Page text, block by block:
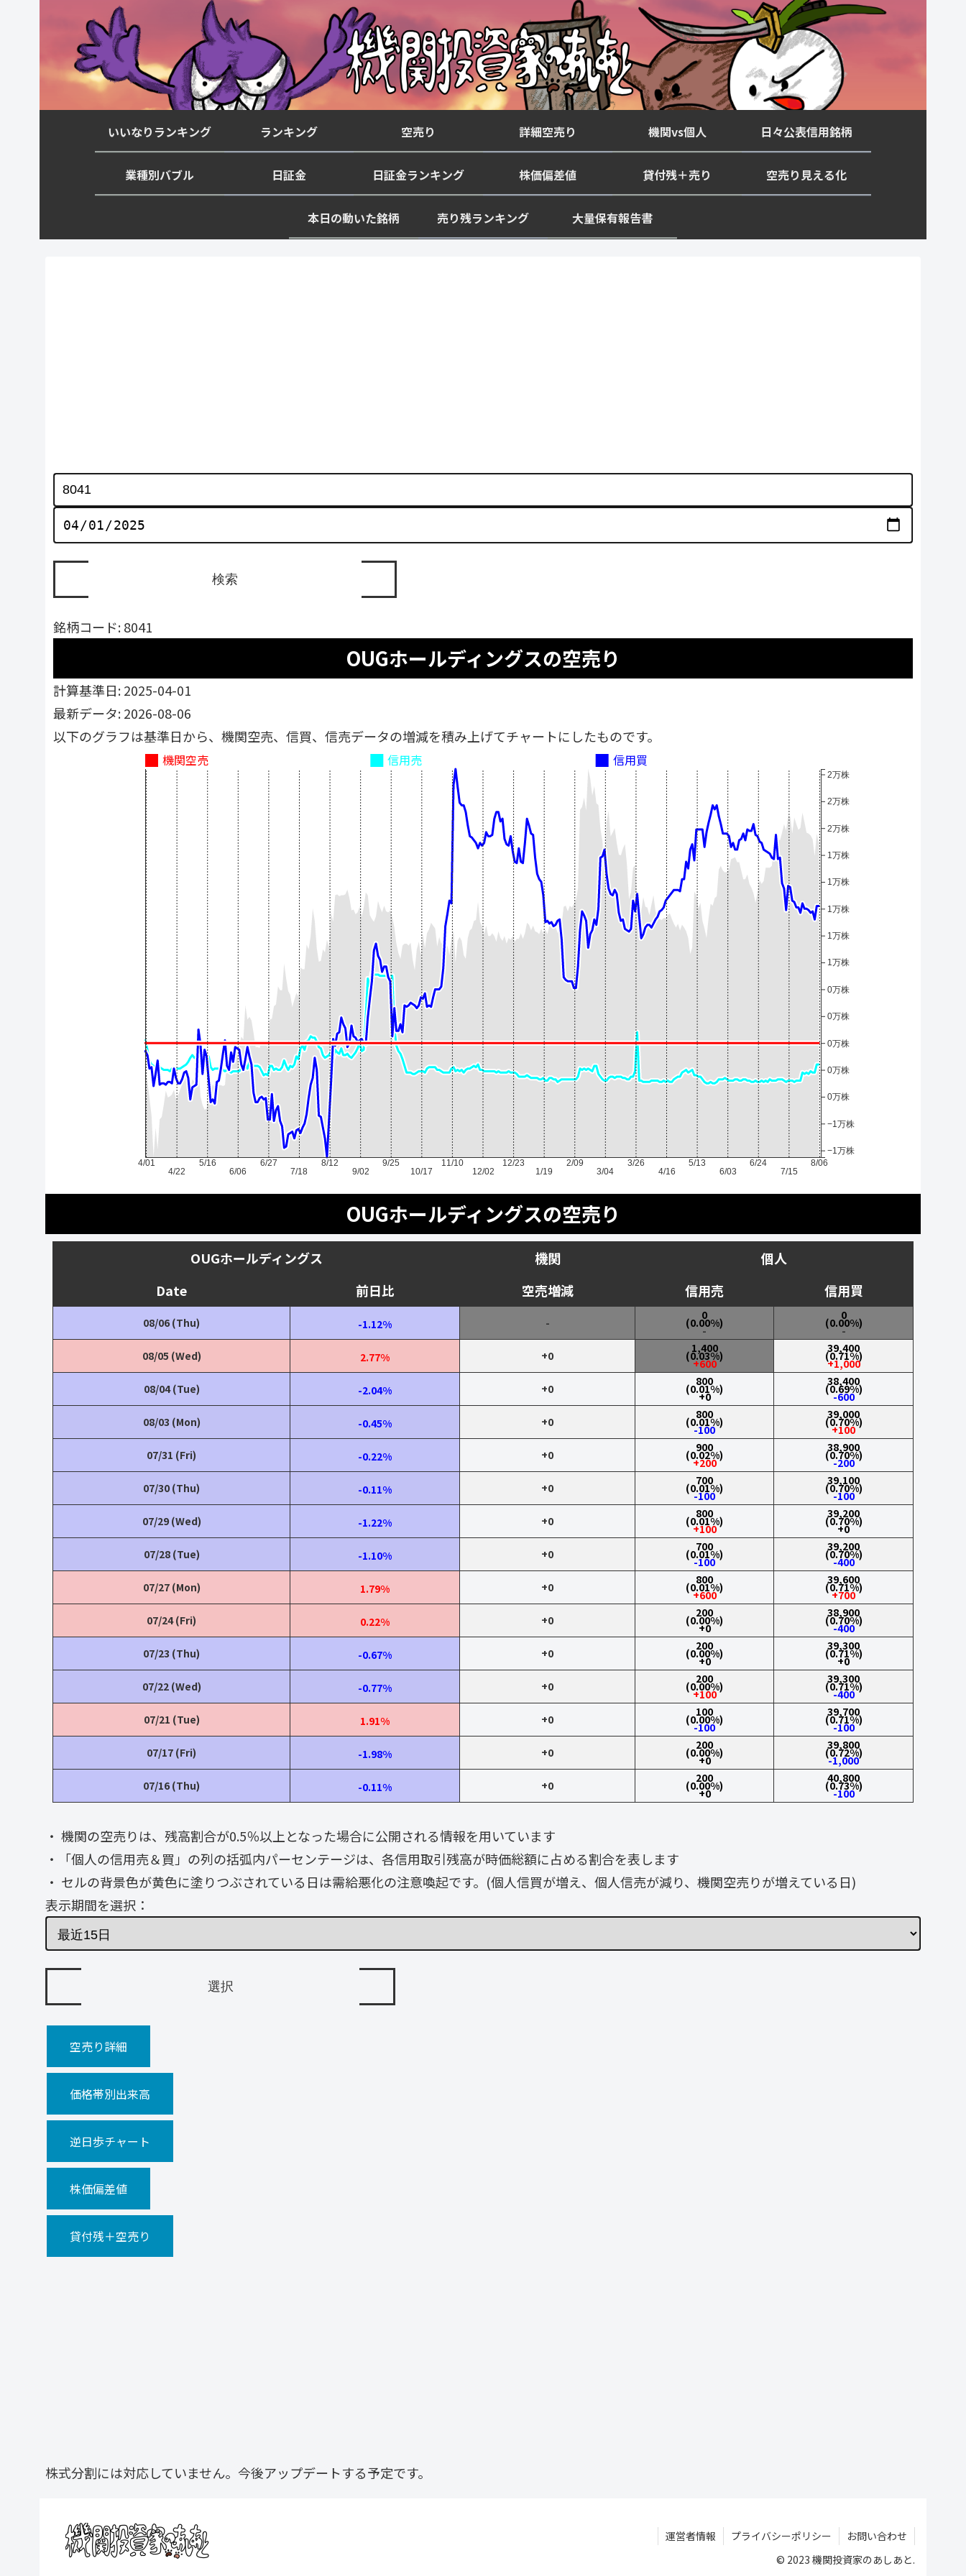
いいなりランキング ランキング 空売り 詳細空売り 機関vs個人 日々公表信用銘柄
業種別バブル 日証金 日証金ランキング 株価偏差値 貸付残＋売り 空売り見える化
本日の動いた銘柄 売り残ランキング 大量保有報告書
銘柄コード: 8041
OUGホールディングスの空売り
計算基準日: 2025-04-01
最新データ: 2026-08-06
以下のグラフは基準日から、機関空売、信買、信売データの増減を積み上げてチャートにしたものです。
機関空売 信用売 信用買
4/01
4/22
5/16
6/06
6/27
7/18
8/12
9/02
9/25
10/17
11/10
12/02
12/23
1/19
2/09
3/04
3/26
4/16
5/13
6/03
6/24
7/15
8/06
−1万株
−1万株
0万株
0万株
0万株
0万株
0万株
1万株
1万株
1万株
1万株
1万株
2万株
2万株
2万株
OUGホールディングスの空売り
OUGホールディングス 機関
個人
Date
前日比 空売増減 信用売 信用買
08/06 (Thu) -1.12% -
0
(0.00%)
-
0
(0.00%)
-
08/05 (Wed)
2.77% +0
1,400
(0.03%)
+600
39,400
(0.71%)
+1,000
08/04 (Tue)
-2.04% +0
800
(0.01%)
+0
38,400
(0.69%)
-600
08/03 (Mon)
-0.45% +0
800
(0.01%)
-100
39,000
(0.70%)
+100
07/31 (Fri)
-0.22% +0
900
(0.02%)
+200
38,900
(0.70%)
-200
07/30 (Thu)
-0.11% +0
700
(0.01%)
-100
39,100
(0.70%)
-100
07/29 (Wed)
-1.22% +0
800
(0.01%)
+100
39,200
(0.70%)
+0
07/28 (Tue)
-1.10% +0
700
(0.01%)
-100
39,200
(0.70%)
-400
07/27 (Mon)
1.79% +0
800
(0.01%)
+600
39,600
(0.71%)
+700
07/24 (Fri)
0.22% +0
200
(0.00%)
+0
38,900
(0.70%)
-400
07/23 (Thu)
-0.67% +0
200
(0.00%)
+0
39,300
(0.71%)
+0
07/22 (Wed)
-0.77% +0
200
(0.00%)
+100
39,300
(0.71%)
-400
07/21 (Tue)
1.91% +0
100
(0.00%)
-100
39,700
(0.71%)
-100
07/17 (Fri)
-1.98% +0
200
(0.00%)
+0
39,800
(0.72%)
-1,000
07/16 (Thu)
-0.11% +0
200
(0.00%)
+0
40,800
(0.73%)
-100
・ 機関の空売りは、残高割合が0.5％以上となった場合に公開される情報を用いています
・「個人の信用売＆買」の列の括弧内パーセンテージは、各信用取引残高が時価総額に占める割合を表します
・ セルの背景色が黄色に塗りつぶされている日は需給悪化の注意喚起です。(個人信買が増え、個人信売が減り、機関空売りが増えている日)
表示期間を選択：
空売り詳細
価格帯別出来高
逆日歩チャート
株価偏差値
貸付残＋空売り
株式分割には対応していません。今後アップデートする予定です。
運営者情報 プライバシーポリシー
お問い合わせ
© 2023 機関投資家のあしあと.